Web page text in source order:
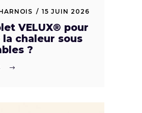
15 JUIN 2026
VELUX® pour
chaleur sous
?